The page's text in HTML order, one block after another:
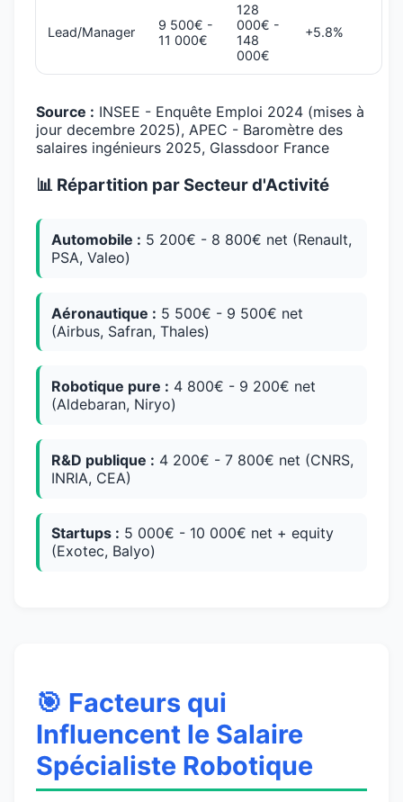
Lead/Manager
9 500€ -
11 000€
128
000€ -
148
000€
+5.8%
Source : INSEE - Enquête Emploi 2024 (mises à
jour decembre 2025), APEC - Baromètre des
salaires ingénieurs 2025, Glassdoor France
📊 Répartition par Secteur d'Activité
Automobile : 5 200€ - 8 800€ net (Renault,
PSA, Valeo)
Aéronautique : 5 500€ - 9 500€ net
(Airbus, Safran, Thales)
Robotique pure : 4 800€ - 9 200€ net
(Aldebaran, Niryo)
R&D publique : 4 200€ - 7 800€ net (CNRS,
INRIA, CEA)
Startups : 5 000€ - 10 000€ net + equity
(Exotec, Balyo)
🎯 Facteurs qui
Influencent le Salaire
Spécialiste Robotique